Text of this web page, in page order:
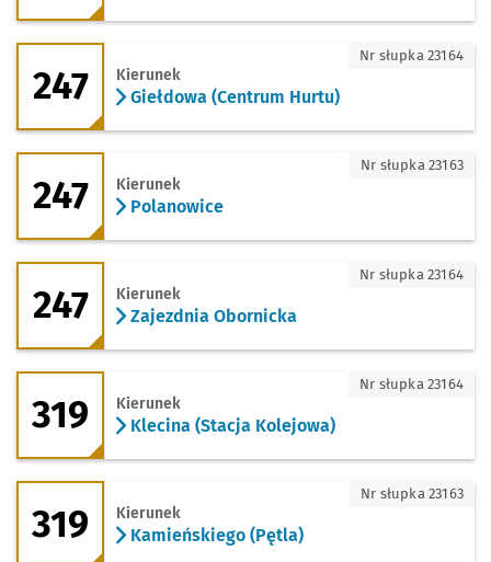
247 - kierunek Giełdowa (Centrum
247 Kierunek
Giełdowa (Centrum Hurtu)
Nr słupka 23164
247 - kierunek Polanowice
247 Kierunek
Polanowice
Nr słupka 23163
247 - kierunek Zajezdnia Obornicka
247 Kierunek
Zajezdnia Obornicka
Nr słupka 23164
319 - kierunek Klecina (Stacja
319 Kierunek
Klecina (Stacja Kolejowa)
Nr słupka 23164
319 - kierunek Kamieńskiego (Pętla)
319 Kierunek
Kamieńskiego (Pętla)
Nr słupka 23163